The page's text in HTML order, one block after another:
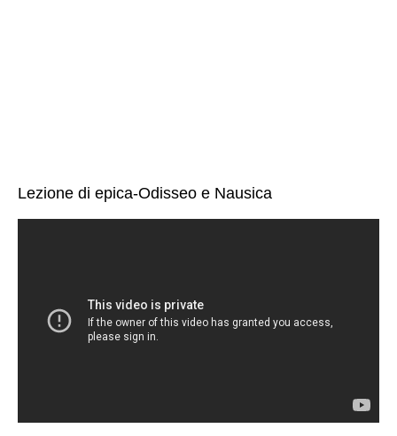
Lezione di epica-Odisseo e Nausica